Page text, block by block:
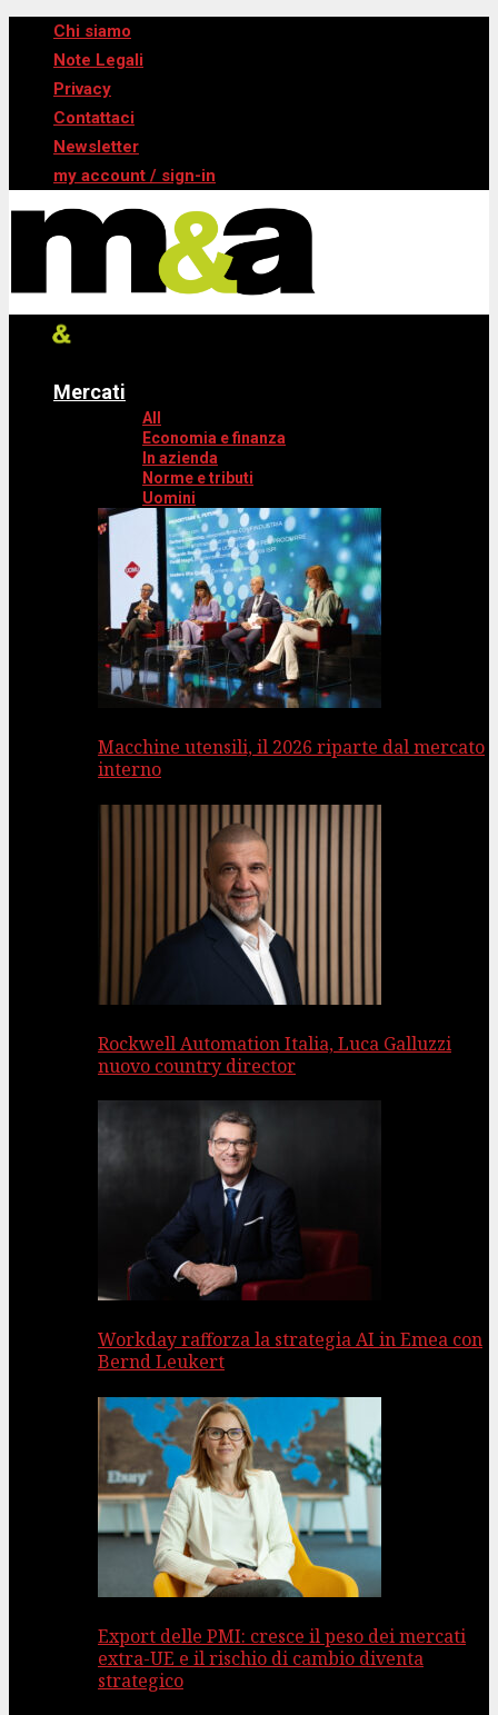
Chi siamo
Note Legali
Privacy
Contattaci
Newsletter
my account / sign-in
Mercati
All
Economia e finanza
In azienda
Norme e tributi
Uomini
Macchine utensili, il 2026 riparte dal mercato
interno
Rockwell Automation Italia, Luca Galluzzi
nuovo country director
Workday rafforza la strategia AI in Emea con
Bernd Leukert
Export delle PMI: cresce il peso dei mercati
extra-UE e il rischio di cambio diventa
strategico